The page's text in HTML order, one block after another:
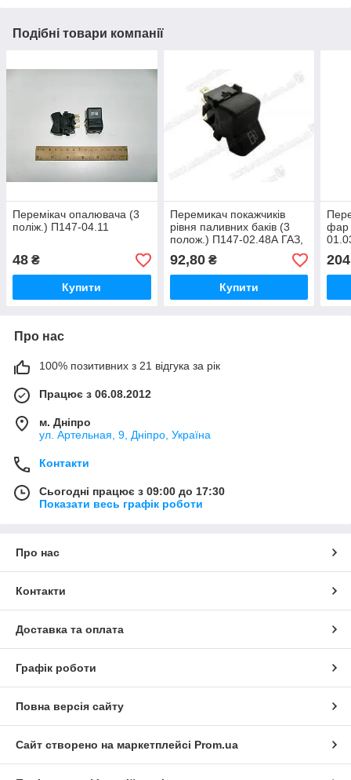
Подібні товари компанії
Перемікач опалювача (3
поліж.) П147-04.11
48 ₴
Купити
Перемикач покажчиків
рівня паливних баків (3
полож.) П147-02.48А ГАЗ,
ЗІЛ, ПАЗ (вир-вог.Владмір)
92,80₴
Купити
фар
Про нас
100% позитивних з 21 відгука за рік
Працює з 06.08.2012
м. Дніпро
ул. Артельная, 9, Дніпро, Україна
Контакти
Сьогодні працює з 09:00 до 17:30
Показати весь графік роботи
Про нас
Контакти
Доставка та оплата
Графік роботи
Повна версія сайту
Сайт створено на маркетплейсі Prom.ua